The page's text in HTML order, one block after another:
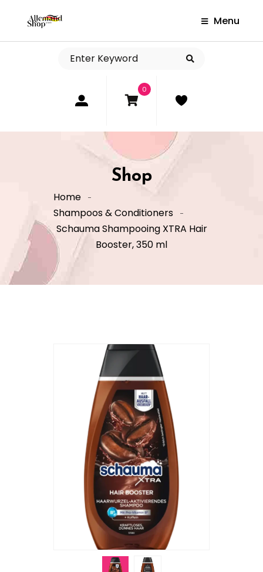
Menu
0
Shop
Home
Shampoos & Conditioners
Schauma Shampooing XTRA Hair
Booster, 350 ml